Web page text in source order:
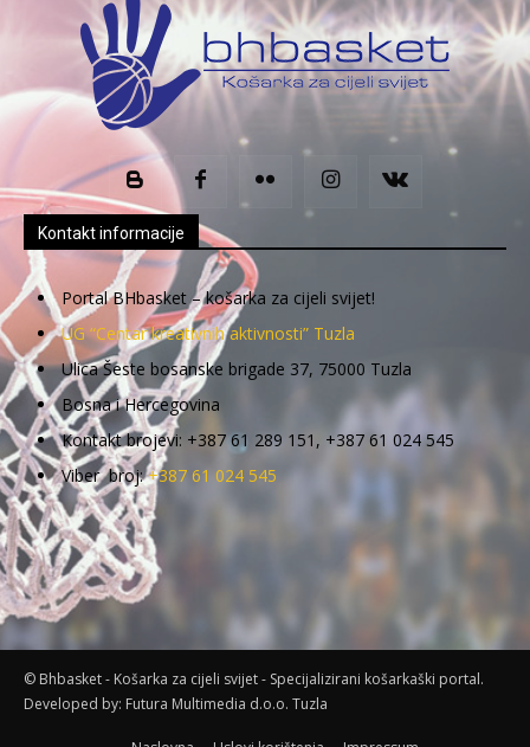
Kontakt informacije
Portal BHbasket – košarka za cijeli svijet!
UG “Centar kreativnih aktivnosti” Tuzla
Ulica Šeste bosanske brigade 37, 75000 Tuzla
Bosna i Hercegovina
Kontakt brojevi: +387 61 289 151, +387 61 024 545
Viber broj:+387 61 024 545
© Bhbasket - Košarka za cijeli svijet - Specijalizirani košarkaški portal.
Developed by: Futura Multimedia d.o.o. Tuzla